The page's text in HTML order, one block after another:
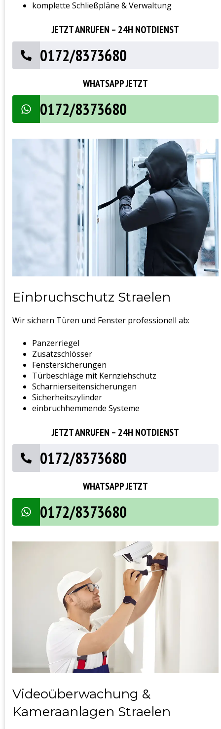
komplette Schließpläne & Verwaltung
JETZT ANRUFEN – 24H NOTDIENST
0172/8373680
WHATSAPP JETZT
0172/8373680
Einbruchschutz Straelen
Wir sichern Türen und Fenster professionell ab:
Panzerriegel
Zusatzschlösser
Fenstersicherungen
Türbeschläge mit Kernziehschutz
Scharnierseitensicherungen
Sicherheitszylinder
einbruchhemmende Systeme
JETZT ANRUFEN – 24H NOTDIENST
0172/8373680
WHATSAPP JETZT
0172/8373680
Videoüberwachung &
Kameraanlagen Straelen